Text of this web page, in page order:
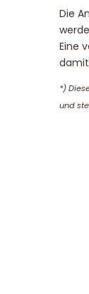
Die
Eine
*)
und